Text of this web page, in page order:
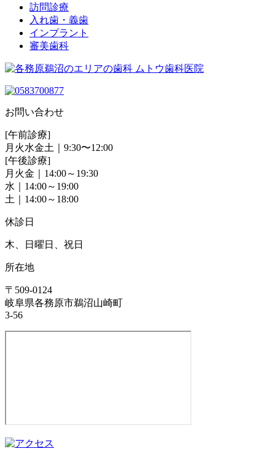
訪問診療
入れ歯・義歯
インプラント
審美歯科
お問い合わせ
[午前診療]
月火水金土｜9:30〜12:00
[午後診療]
月火金｜14:00～19:30
水｜14:00～19:00
土｜14:00～18:00
休診日
木、日曜日、祝日
所在地
〒509-0124
岐阜県各務原市鵜沼山崎町
3-56